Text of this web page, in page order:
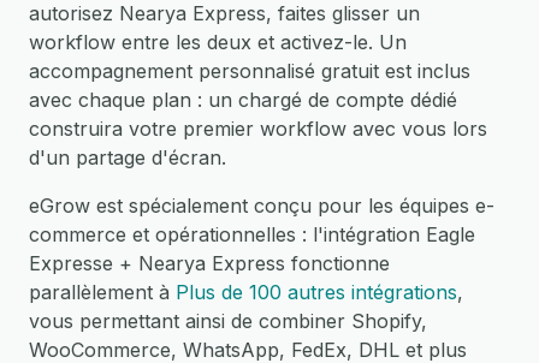
autorisez Nearya Express, faites glisser un
workflow entre les deux et activez-le. Un
accompagnement personnalisé gratuit est inclus
avec chaque plan : un chargé de compte dédié
construira votre premier workflow avec vous lors
d'un partage d'écran.
eGrow est spécialement conçu pour les équipes e-
commerce et opérationnelles : l'intégration Eagle
Expresse + Nearya Express fonctionne
parallèlement à Plus de 100 autres intégrations,
vous permettant ainsi de combiner Shopify,
WooCommerce, WhatsApp, FedEx, DHL et plus